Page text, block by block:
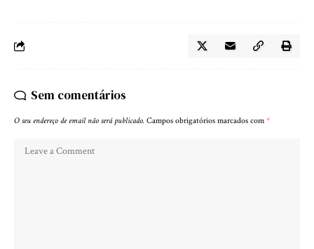
Sem comentários
O seu endereço de email não será publicado. Campos obrigatórios marcados com *